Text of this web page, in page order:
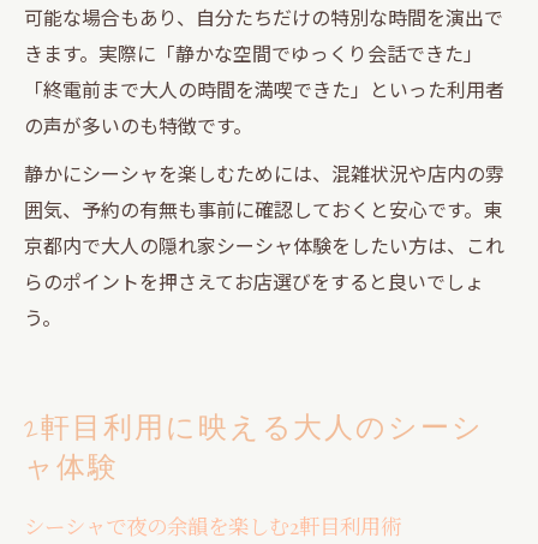
可能な場合もあり、自分たちだけの特別な時間を演出で
きます。実際に「静かな空間でゆっくり会話できた」
「終電前まで大人の時間を満喫できた」といった利用者
の声が多いのも特徴です。
静かにシーシャを楽しむためには、混雑状況や店内の雰
囲気、予約の有無も事前に確認しておくと安心です。東
京都内で大人の隠れ家シーシャ体験をしたい方は、これ
らのポイントを押さえてお店選びをすると良いでしょ
う。
2軒目利用に映える大人のシーシ
ャ体験
シーシャで夜の余韻を楽しむ2軒目利用術